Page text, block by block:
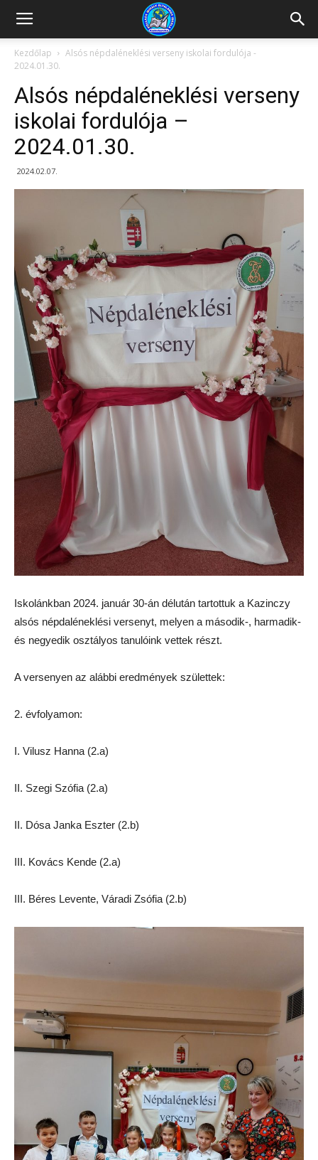
Kazincbarcikai
Pollack
Mihály
Kezdőlap
Alsós népdaléneklési verseny iskolai fordulója -
2024.01.30.
Alsós népdaléneklési verseny
iskolai fordulója –
2024.01.30.
2024.02.07.
Iskolánkban 2024. január 30-án délután tartottuk a Kazinczy
alsós népdaléneklési versenyt, melyen a második-, harmadik-
és negyedik osztályos tanulóink vettek részt.
A versenyen az alábbi eredmények születtek:
2. évfolyamon:
I. Vilusz Hanna (2.a)
II. Szegi Szófia (2.a)
II. Dósa Janka Eszter (2.b)
III. Kovács Kende (2.a)
III. Béres Levente, Váradi Zsófia (2.b)